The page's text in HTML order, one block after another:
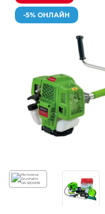
-5% ОНЛАЙН